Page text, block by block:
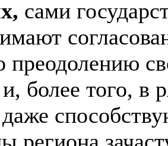
сами
преодолению
более того, в